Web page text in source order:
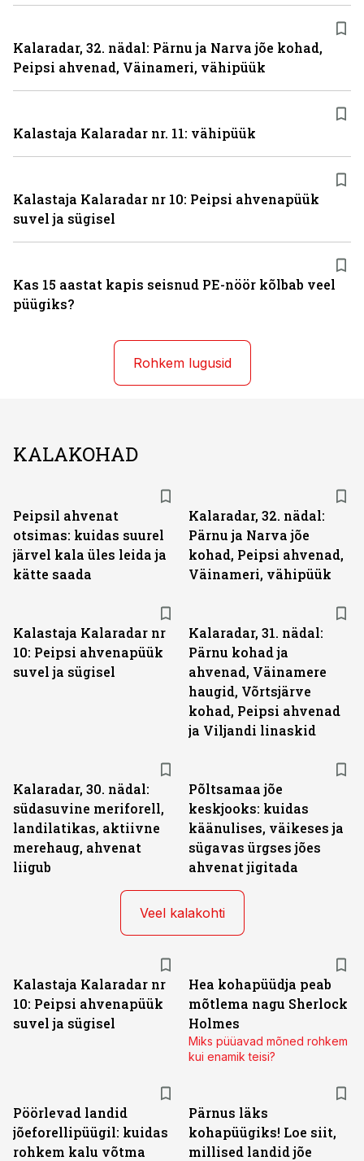
Kalaradar, 32. nädal: Pärnu ja Narva jõe kohad,
Peipsi ahvenad, Väinameri, vähipüük
Kalastaja Kalaradar nr. 11: vähipüük
Kalastaja Kalaradar nr 10: Peipsi ahvenapüük
suvel ja sügisel
Kas 15 aastat kapis seisnud PE-nöör kõlbab veel
püügiks?
Rohkem lugusid
KALAKOHAD
Peipsil ahvenat
otsimas: kuidas suurel
järvel kala üles leida ja
kätte saada
Kalaradar, 32. nädal:
Pärnu ja Narva jõe
kohad, Peipsi ahvenad,
Väinameri, vähipüük
Kalastaja Kalaradar nr
10: Peipsi ahvenapüük
suvel ja sügisel
Kalaradar, 31. nädal:
Pärnu kohad ja
ahvenad, Väinamere
haugid, Võrtsjärve
kohad, Peipsi ahvenad
ja Viljandi linaskid
Kalaradar, 30. nädal:
südasuvine meriforell,
landilatikas, aktiivne
merehaug, ahvenat
liigub
Põltsamaa jõe
keskjooks: kuidas
käänulises, väikeses ja
sügavas ürgses jões
ahvenat jigitada
Veel kalakohti
Kalastaja Kalaradar nr
10: Peipsi ahvenapüük
suvel ja sügisel
Hea kohapüüdja peab
mõtlema nagu Sherlock
Holmes
Miks püüavad mõned rohkem
kui enamik teisi?
Pöörlevad landid
jõeforellipüügil: kuidas
rohkem kalu võtma
Pärnus läks
kohapüügiks! Loe siit,
millised landid jõe